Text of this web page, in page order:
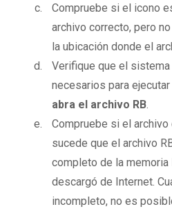
Compruebe si el icono
archivo correcto, pero
la ubicación donde el
Verifique que el
necesarios para
abra el archivo RB.
Compruebe si el
sucede que el archivo
completo de la memoria
descargó de Internet.
incompleto, no es